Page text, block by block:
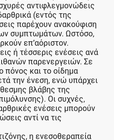
αντιφλεγμονώδεις
(εντός της
παρέχουν ανακούφιση
συμπτωμάτων. Ωστόσο,
επ’αόριστον.
ή τέσσερις ενέσεις ανά
παρενεργειών. Σε
πόνος και το οίδημα
την ένεση, ενώ υπάρχει
βλάβης της
Οι συχνές,
ενέσεις μπορούν
αντί να τις
η ενεσοθεραπεία